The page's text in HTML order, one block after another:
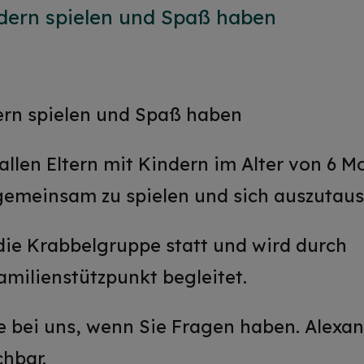
spielen und Spaß haben
spielen und Spaß haben
Eltern mit Kindern im Alter von 6
zu spielen und sich
Krabbelgruppe statt und wird durch
begleitet.
uns, wenn Sie Fragen haben.